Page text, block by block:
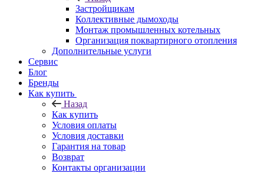
Застройщикам
Коллективные дымоходы
Монтаж промышленных котельных
Организация поквартирного отопления
Дополнительные услуги
Сервис
Блог
Бренды
Как купить
Назад
Как купить
Условия оплаты
Условия доставки
Гарантия на товар
Возврат
Контакты организации